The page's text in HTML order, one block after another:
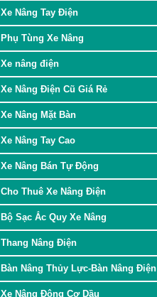
Xe Nâng Tay Điện
Phụ Tùng Xe Nâng
Xe nâng điện
Xe Nâng Điện Cũ Giá Rẻ
Xe Nâng Mặt Bàn
Xe Nâng Tay Cao
Xe Nâng Bán Tự Động
Cho Thuê Xe Nâng Điện
Bộ Sạc Ắc Quy Xe Nâng
Thang Nâng Điện
Bàn Nâng Thủy Lực-Bàn Nâng Điện
Xe Nâng Động Cơ Dầu